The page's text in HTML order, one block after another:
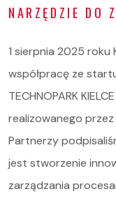
NARZĘDZIE DO
1 sierpnia 2025 roku
współpracę ze
TECHNOPARK
realizowanego przez
Partnerzy
jest stworzenie
zarządzania